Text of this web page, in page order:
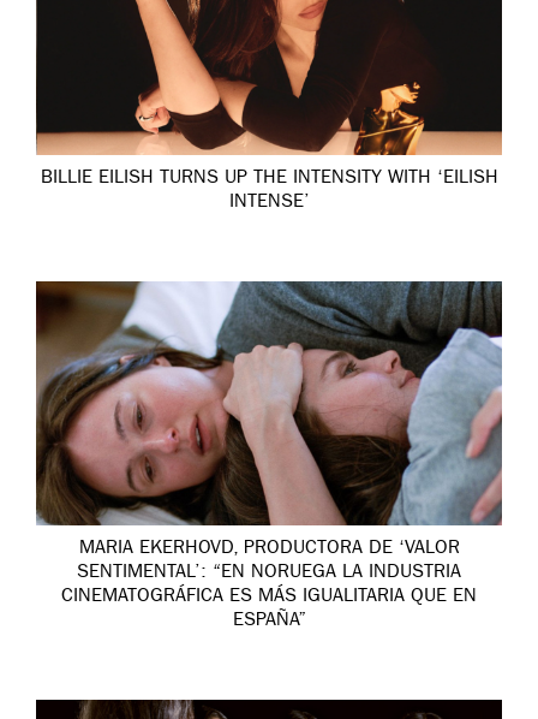
BILLIE EILISH TURNS UP THE INTENSITY WITH ‘EILISH
INTENSE’
MARIA EKERHOVD, PRODUCTORA DE ‘VALOR
SENTIMENTAL’: “EN NORUEGA LA INDUSTRIA
CINEMATOGRÁFICA ES MÁS IGUALITARIA QUE EN
ESPAÑA”